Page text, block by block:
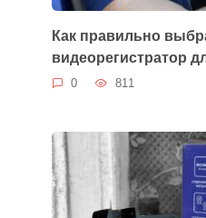
Как правильно
видеорегистратор
0 811